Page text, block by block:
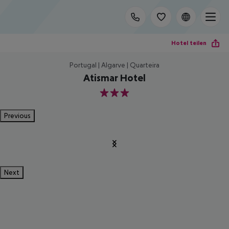
Hotel teilen
Portugal | Algarve | Quarteira
Atismar Hotel
3
Previous
Next